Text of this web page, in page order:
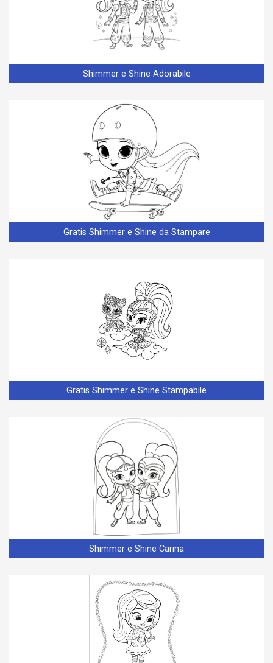
Shimmer e Shine Adorabile
Gratis Shimmer e Shine da Stampare
Gratis Shimmer e Shine Stampabile
Shimmer e Shine Carina